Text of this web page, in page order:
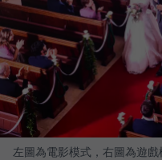
左圖為電影模式，右圖為遊